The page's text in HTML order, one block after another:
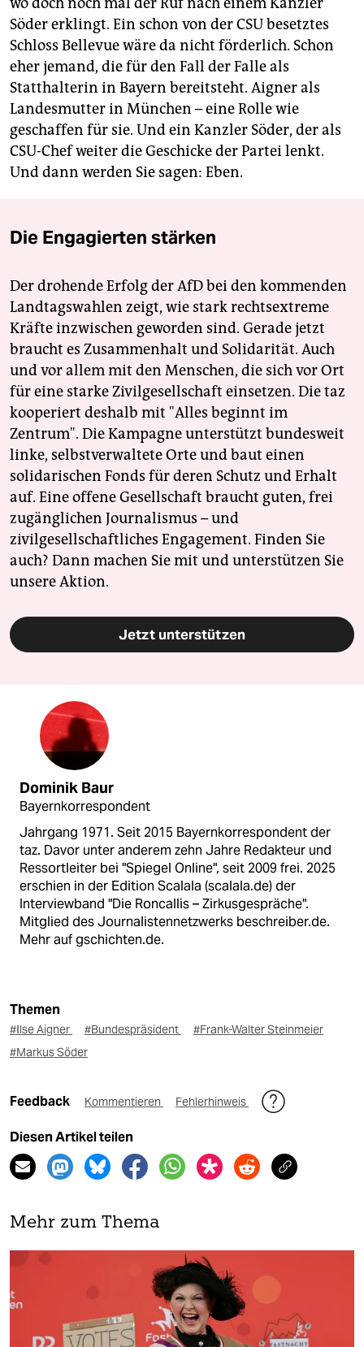
Söder erklingt. Ein schon von der CSU besetztes
Schloss Bellevue wäre da nicht förderlich. Schon
eher jemand, die für den Fall der Falle als
Statthalterin in Bayern bereitsteht. Aigner als
Landesmutter in München – eine Rolle wie
geschaffen für sie. Und ein Kanzler Söder, der als
CSU-Chef weiter die Geschicke der Partei lenkt.
Und dann werden Sie sagen: Eben.
Die Engagierten stärken
Der drohende Erfolg der AfD bei den kommenden
Landtagswahlen zeigt, wie stark rechtsextreme
Kräfte inzwischen geworden sind. Gerade jetzt
braucht es Zusammenhalt und Solidarität. Auch
und vor allem mit den Menschen, die sich vor Ort
für eine starke Zivilgesellschaft einsetzen. Die taz
kooperiert deshalb mit "Alles beginnt im
Zentrum". Die Kampagne unterstützt bundesweit
linke, selbstverwaltete Orte und baut einen
solidarischen Fonds für deren Schutz und Erhalt
auf. Eine offene Gesellschaft braucht guten, frei
zugänglichen Journalismus – und
zivilgesellschaftliches Engagement. Finden Sie
auch? Dann machen Sie mit und unterstützen Sie
unsere Aktion.
Jetzt unterstützen
Dominik Baur
Bayernkorrespondent
Jahrgang 1971. Seit 2015 Bayernkorrespondent der
taz. Davor unter anderem zehn Jahre Redakteur und
Ressortleiter bei "Spiegel Online", seit 2009 frei. 2025
erschien in der Edition Scalala (scalala.de) der
Interviewband "Die Roncallis – Zirkusgespräche".
Mitglied des Journalistennetzwerks beschreiber.de.
Mehr auf gschichten.de.
Themen
#Ilse Aigner #Bundespräsident
#Frank-Walter Steinmeier
#Markus Söder
Feedback Kommentieren Fehlerhinweis
Diesen Artikel teilen
Mehr zum Thema